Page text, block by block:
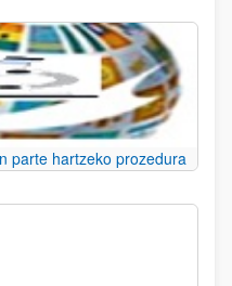
parte hartzeko prozedura